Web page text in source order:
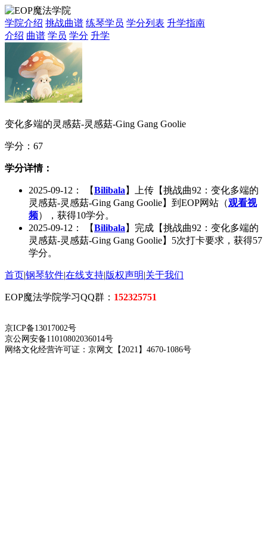
学院介绍 挑战曲谱 练琴学员 学分列表 升学指南
介绍 曲谱 学员 学分 升学
变化多端的灵感菇-灵感菇-Ging Gang Goolie
学分： 67
学分详情：
2025-09-12 ： 【Bilibala 】上传【挑战曲92：变化多端的
灵感菇-灵感菇-Ging Gang Goolie】到EOP网站（观看视
频），获得10学分。
2025-09-12 ： 【Bilibala 】完成【挑战曲92：变化多端的
灵感菇-灵感菇-Ging Gang Goolie】 5次打卡要求，获得57
学分。
首页|钢琴软件|在线支持|版权声明|关于我们
EOP魔法学院学习QQ群： 152325751
京ICP备13017002号
京公网安备11010802036014号
网络文化经营许可证：京网文【2021】4670-1086号